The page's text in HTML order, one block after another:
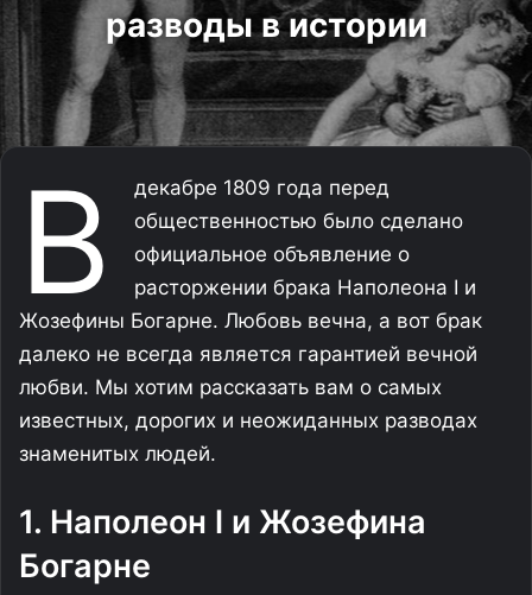
разводы в истории
В
декабре 1809 года перед
общественностью было сделано
официальное объявление о
расторжении брака Наполеона I и
Жозефины Богарне. Любовь вечна, а вот брак
далеко не всегда является гарантией вечной
любви. Мы хотим рассказать вам о самых
известных, дорогих и неожиданных разводах
знаменитых людей.
1. Наполеон l и Жозефина
Богарне